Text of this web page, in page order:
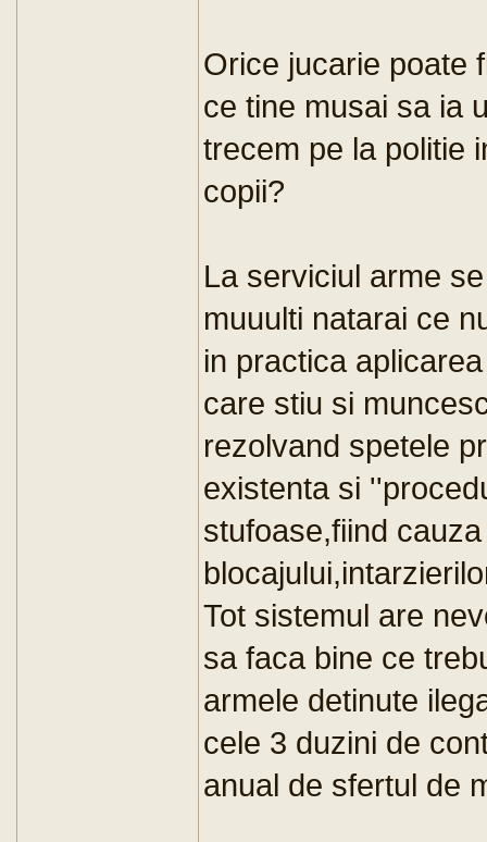
Orice jucarie poate
ce tine musai sa ia
trecem pe la politie
copii?
La serviciul arme
muuulti natarai ce
in practica
care stiu si
rezolvand spetele
existenta si
stufoase,fiind
Tot sistemul are
sa faca bine ce
armele detinute
cele 3 duzini de
anual de sfertul de